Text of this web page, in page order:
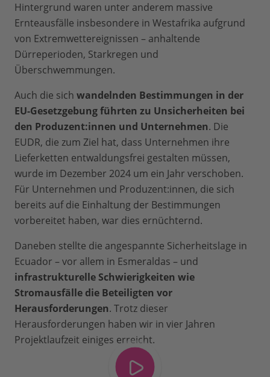
Hintergrund waren unter anderem massive
Ernteausfälle insbesondere in Westafrika aufgrund
von Extremwettereignissen – anhaltende
Dürreperioden, Starkregen und
Überschwemmungen.
Auch die sich wandelnden Bestimmungen in der
EU-Gesetzgebung führten zu Unsicherheiten bei
den Produzent:innen und Unternehmen. Die
EUDR, die zum Ziel hat, dass Unternehmen ihre
Lieferketten entwaldungsfrei gestalten müssen,
wurde im Dezember 2024 um ein Jahr verschoben.
Für Unternehmen und Produzent:innen, die sich
bereits auf die Einhaltung der Bestimmungen
vorbereitet haben, war dies ernüchternd.
Daneben stellte die angespannte Sicherheitslage in
Ecuador – vor allem in Esmeraldas – und
infrastrukturelle Schwierigkeiten wie
Stromausfälle die Beteiligten vor
Herausforderungen. Trotz dieser
Herausforderungen haben wir in vier Jahren
Projektlaufzeit einiges erreicht.